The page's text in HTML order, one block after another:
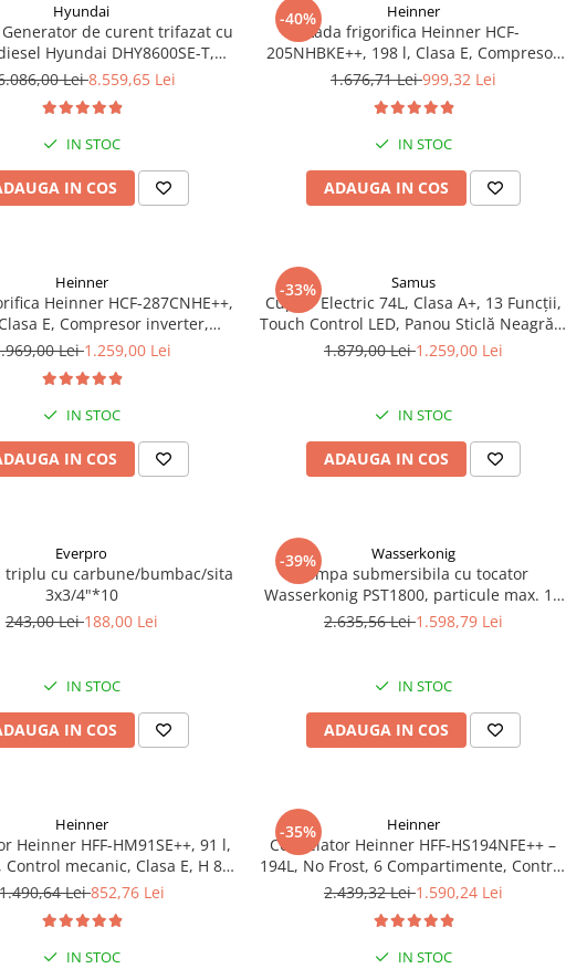
Hyundai
Generator de curent trifazat cu
Hyundai DHY8600SE-T,
12 CP, Putere maxima 7.9
trifazata ATS12-3P
Lei8.559,65 Lei
IN STOC
IN COS
-40% Heinner
Lada frigorifica Heinner HCF-
205NHBKE++, 198 l, Clasa E, Compresor
inverter, Display waterproof, Negru
1.676,71 Lei999,32 Lei
IN STOC
ADAUGA IN COS
Heinner
Heinner HCF-287CNHE++,
E, Compresor inverter,
LED, Functionalitate frigider,
Lei1.259,00 Lei
IN STOC
IN COS
-33% Samus
Cuptor Electric 74L, Clasa A+, 13 Funcții,
Touch Control LED, Panou Sticlă Neagră –
Grill, Convectie 3D, Autocurățare
1.879,00 Lei1.259,00 Lei
IN STOC
ADAUGA IN COS
Everpro
triplu cu carbune/bumbac/sita
3x3/4"*10
243,00 Lei188,00 Lei
IN STOC
IN COS
-39% Wasserkonig
Pompa submersibila cu tocator
Wasserkonig PST1800, particule max. 10
mm, putere 1800 W, debit 17500 l/h,
2.635,56 Lei1.598,79 Lei
IN STOC
ADAUGA IN COS
Heinner
Heinner HFF-HM91SE++, 91 l,
Control mecanic, Clasa E, H 85
cm, Argintiu
1.490,64 Lei852,76 Lei
IN STOC
-35% Heinner
Congelator Heinner HFF-HS194NFE++ –
194L, No Frost, 6 Compartimente, Control
Electronic
2.439,32 Lei1.590,24 Lei
IN STOC